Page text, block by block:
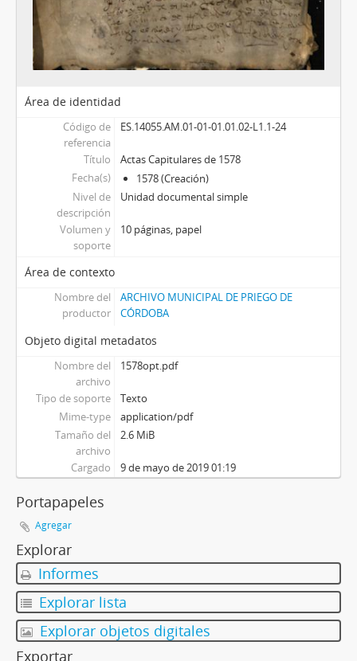
Área de identidad
Código de
referencia
ES.14055.AM.01-01-01.01.02-L1.1-24
Título
Actas Capitulares de 1578
Fecha(s)
1578 (Creación)
Nivel de
descripción
Unidad documental simple
Volumen y
soporte
10 páginas, papel
Área de contexto
Nombre del
productor
ARCHIVO MUNICIPAL DE PRIEGO DE
CÓRDOBA
Objeto digital metadatos
Nombre del
archivo
1578opt.pdf
Tipo de soporte
Texto
Mime-type
application/pdf
Tamaño del
archivo
2.6 MiB
Cargado 9 de mayo de 2019 01:19
Portapapeles
Agregar
Explorar
Informes
Explorar lista
Explorar objetos digitales
Exportar